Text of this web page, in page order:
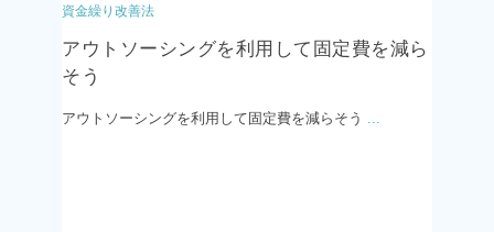
資金繰り改善法
アウトソーシングを利用して固定費を減ら
そう
アウトソーシングを利用して固定費を減らそう ...